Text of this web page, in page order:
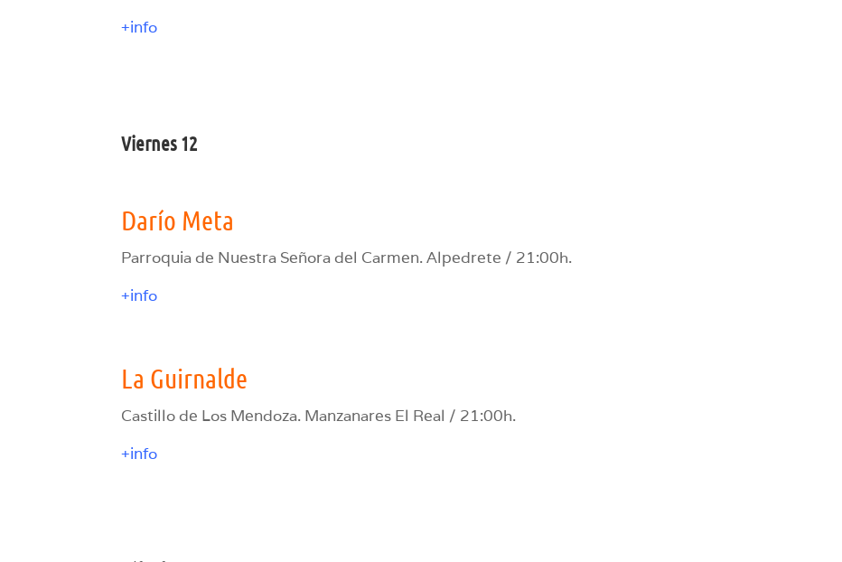
+info
Viernes 12
Darío Meta
Parroquia de Nuestra Señora del Carmen. Alpedrete / 21:00h.
+info
La Guirnalde
Castillo de Los Mendoza. Manzanares El Real / 21:00h.
+info